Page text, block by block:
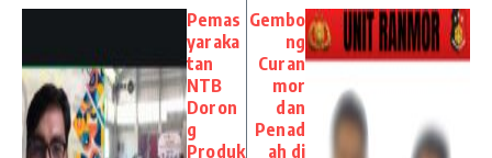
Pemas
yaraka
tan
NTB
Doron
g
Produk
Gembo
ng
Curan
mor
dan
Penad
ah di